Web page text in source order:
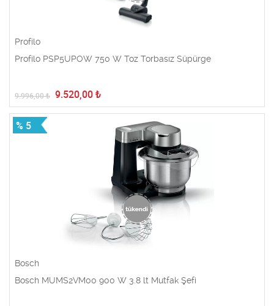
Profilo
Profilo PSP5UPOW 750 W Toz Torbasız Süpürge
9.996,00₺ 9.520,00 ₺
% 5
Bosch
Bosch MUMS2VM00 900 W 3.8 lt Mutfak Şefi